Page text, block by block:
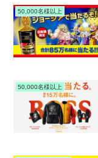
50,000名様以上
50,000名様以上